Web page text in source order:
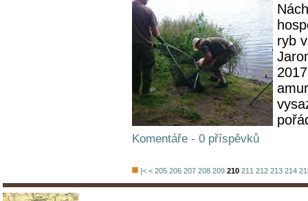
ryb
Komentáře - 0 příspěvků
|< < 205 206 207 208 209 210 211 212 213 214